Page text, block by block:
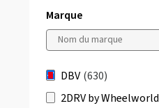
noir(372)
gris / anthracite
Marque
DBV (630)
2DRV by Wheelworld